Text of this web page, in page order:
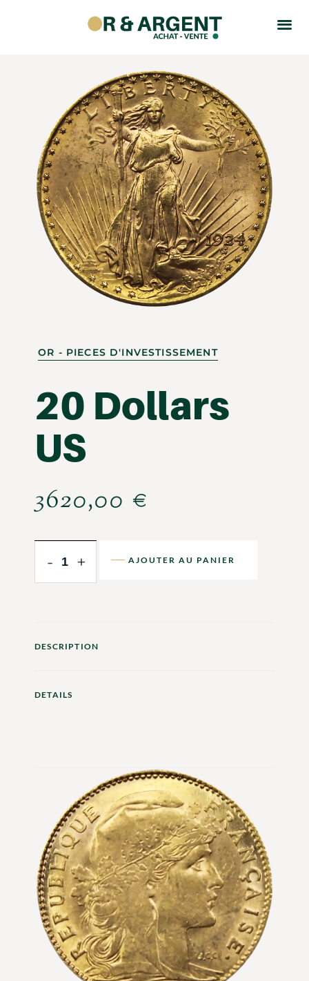
OR - PIECES D'INVESTISSEMENT
20 Dollars
US
3620,00 €
- + AJOUTER AU PANIER
DESCRIPTION
DETAILS